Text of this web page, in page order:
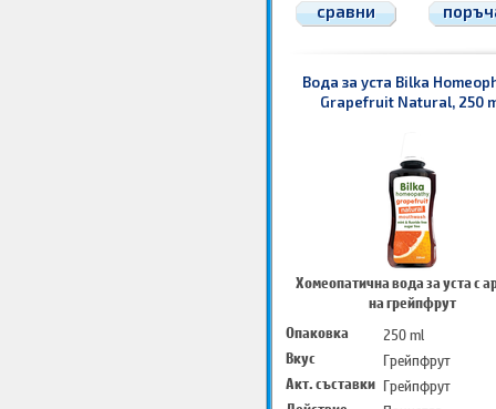
сравни
Вода за уста Bilka
Grapefruit Natural, 250
Хомеопатична вода за уста с
на грейпфрут
Опаковка
250 ml
Вкус
Грейпфрут
Акт. съставки Грейпфрут